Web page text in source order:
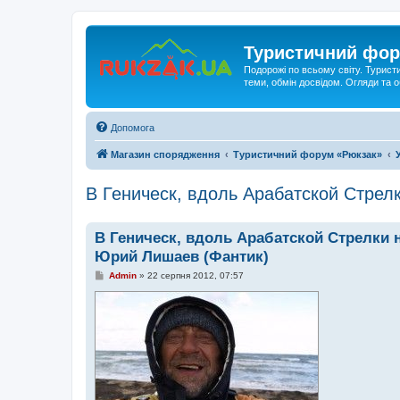
Туристичний
Подорожі по всьому світу.
теми, обмін досвідом. Огляди та
Допомога
Магазин спорядження Туристичний форум «Рюкзак»
В Геническ, вдоль Арабатской
В Геническ, вдоль Арабатской Стрелки
Юрий Лишаев (Фантик)
П
л
е
н
н
я
Admin» 22 серпня 2012, 07:57